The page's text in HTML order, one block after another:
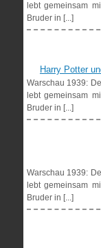
lebt gemeinsam
Bruder in [...]
Harry Potter
Warschau 1939:
lebt gemeinsam
Bruder in [...]
Warschau 1939:
lebt gemeinsam
Bruder in [...]